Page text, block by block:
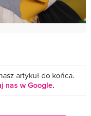
artykuł do końca.
nas w Google.